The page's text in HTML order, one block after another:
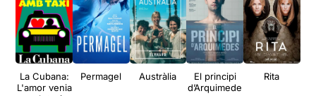
La Cubana:
L'amor venia
Permagel Austràlia
El principi
d’Arquimede
Rita